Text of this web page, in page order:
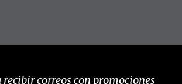
correos con promociones